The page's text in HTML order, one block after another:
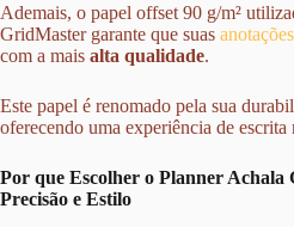
Ademais, o papel offset 90 g/m²
GridMaster garante que suas anotações
com a mais alta qualidade.
Este papel é renomado pela sua
oferecendo uma experiência de
Por que Escolher o Planner
Precisão e Estilo